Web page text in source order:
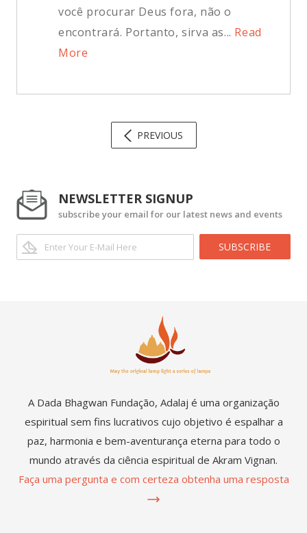
você procurar Deus fora, não o
encontrará. Portanto, sirva as... Read
More
PREVIOUS
NEWSLETTER SIGNUP
subscribe your email for our latest news and events
SUBSCRIBE
A Dada Bhagwan Fundação, Adalaj é uma organização
espiritual sem fins lucrativos cujo objetivo é espalhar a
paz, harmonia e bem-aventurança eterna para todo o
mundo através da ciência espiritual de Akram Vignan.
Faça uma pergunta e com certeza obtenha uma resposta